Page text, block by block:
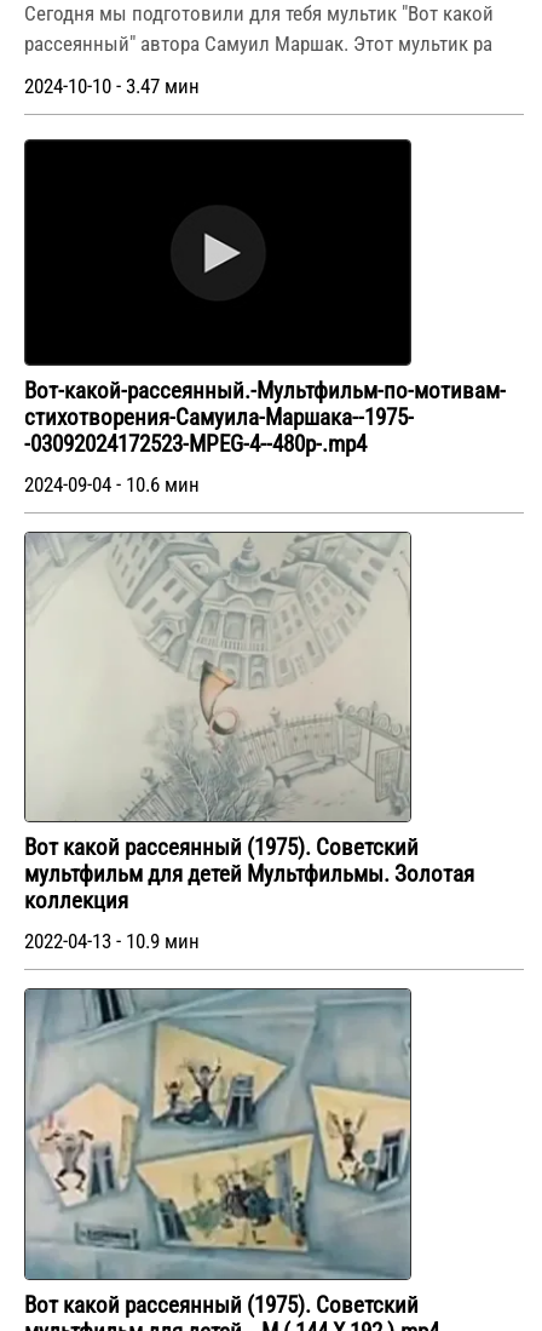
Сегодня мы подготовили для тебя мультик "Вот какой
рассеянный" автора Самуил Маршак. Этот мультик ра
2024-10-10 - 3.47 мин
Вот-какой-рассеянный.-Мультфильм-по-мотивам-
стихотворения-Самуила-Маршака--1975-
-03092024172523-MPEG-4--480p-.mp4
2024-09-04 - 10.6 мин
Вот какой рассеянный (1975). Советский
мультфильм для детей Мультфильмы. Золотая
коллекция
2022-04-13 - 10.9 мин
Вот какой рассеянный (1975). Советский